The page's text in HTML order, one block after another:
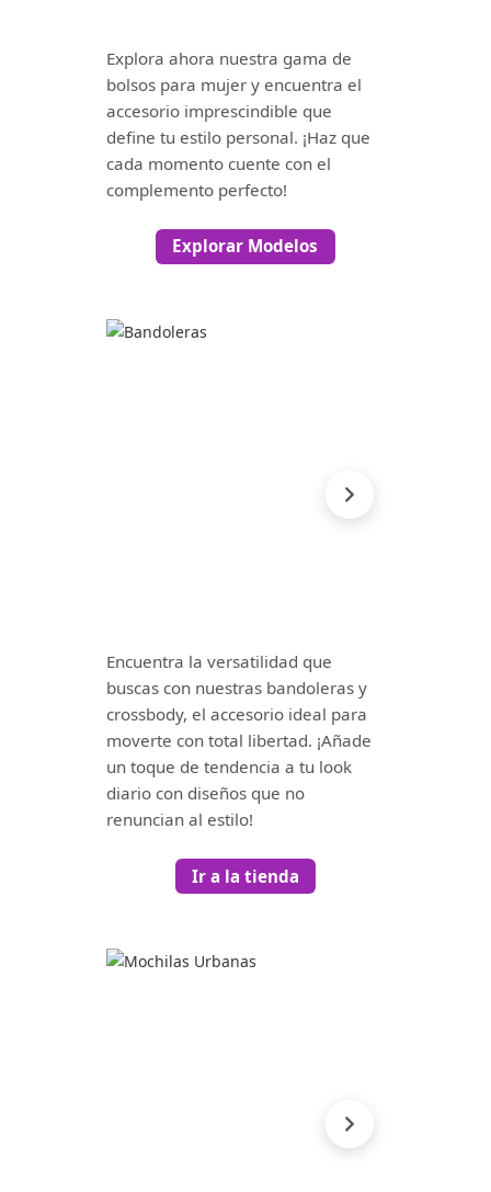
Explora ahora nuestra gama de
bolsos para mujer y encuentra el
accesorio imprescindible que
define tu estilo personal. ¡Haz que
cada momento cuente con el
complemento perfecto!
Explorar Modelos
Encuentra la versatilidad que
buscas con nuestras bandoleras y
crossbody, el accesorio ideal para
moverte con total libertad. ¡Añade
un toque de tendencia a tu look
diario con diseños que no
renuncian al estilo!
Ir a la tienda